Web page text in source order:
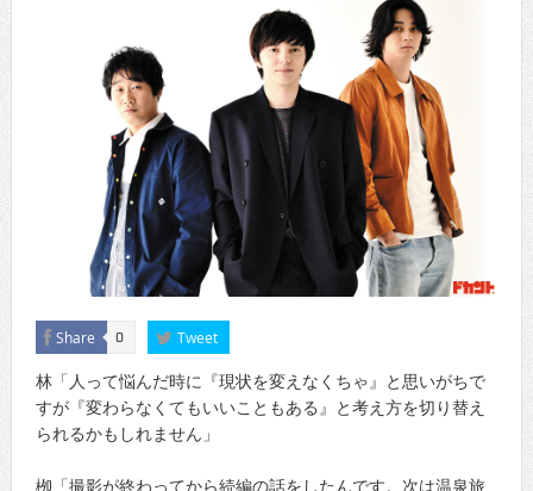
Share 0 Tweet
林「人って悩んだ時に『現状を変えなくちゃ』と思いがちで
すが『変わらなくてもいいこともある』と考え方を切り替え
られるかもしれません」
栁「撮影が終わってから続編の話をしたんです。次は温泉旅